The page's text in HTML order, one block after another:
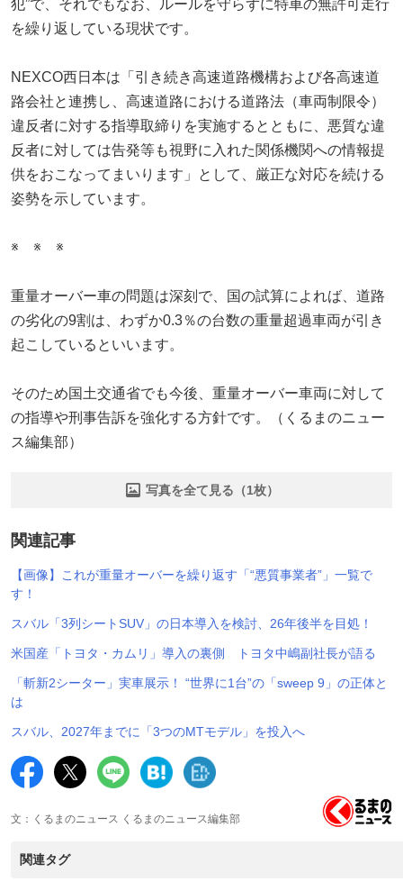
犯”で、それでもなお、ルールを守らずに特車の無許可走行
を繰り返している現状です。
NEXCO西日本は「引き続き高速道路機構および各高速道
路会社と連携し、高速道路における道路法（車両制限令）
違反者に対する指導取締りを実施するとともに、悪質な違
反者に対しては告発等も視野に入れた関係機関への情報提
供をおこなってまいります」として、厳正な対応を続ける
姿勢を示しています。
※ ※ ※
重量オーバー車の問題は深刻で、国の試算によれば、道路
の劣化の9割は、わずか0.3％の台数の重量超過車両が引き
起こしているといいます。
そのため国土交通省でも今後、重量オーバー車両に対して
の指導や刑事告訴を強化する方針です。（くるまのニュー
ス編集部）
写真を全て見る（1枚）
関連記事
【画像】これが重量オーバーを繰り返す「“悪質事業者”」一覧で
す！
スバル「3列シートSUV」の日本導入を検討、26年後半を目処！
米国産「トヨタ・カムリ」導入の裏側 トヨタ中嶋副社長が語る
「斬新2シーター」実車展示！ “世界に1台”の「sweep 9」の正体と
は
スバル、2027年までに「3つのMTモデル」を投入へ
文：くるまのニュース くるまのニュース編集部
関連タグ